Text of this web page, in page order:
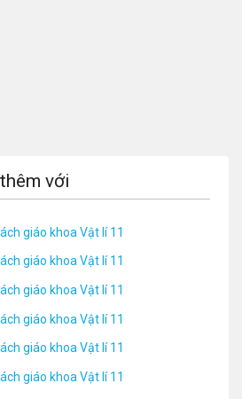
với
giáo khoa Vật lí 11
giáo khoa Vật lí 11
giáo khoa Vật lí 11
giáo khoa Vật lí 11
giáo khoa Vật lí 11
giáo khoa Vật lí 11